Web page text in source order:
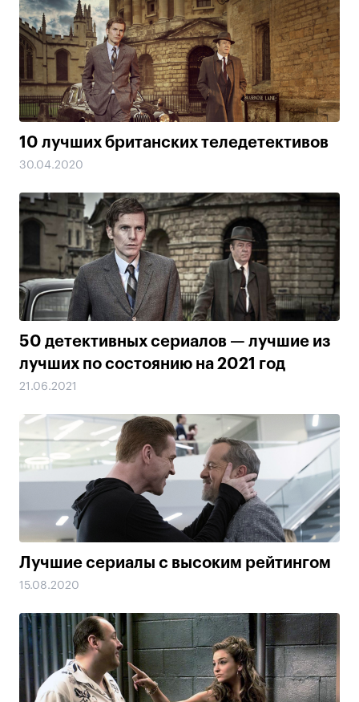
10 лучших британских теледетективов
30.04.2020
50 детективных сериалов — лучшие из
лучших по состоянию на 2021 год
21.06.2021
Лучшие сериалы с высоким рейтингом
15.08.2020